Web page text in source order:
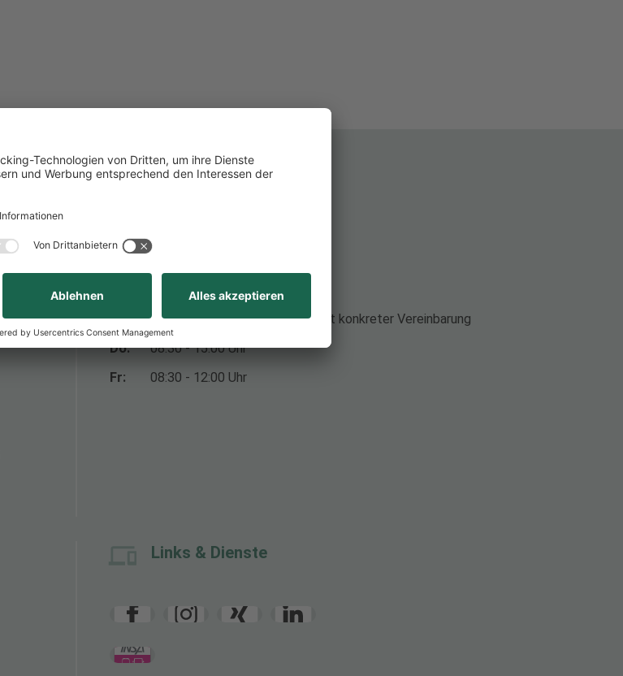
08:30 - 17:30 Uhr
Mi:
Verwaltungstag: Termine nur mit konkreter Vereinbarung
Do:
08:30 - 15:00 Uhr
Fr:
08:30 - 12:00 Uhr
Links & Dienste